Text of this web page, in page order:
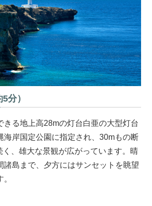
分）
きる地上高28mの灯台白亜の大型灯台
海岸国定公園に指定され、30mもの断
く、雄大な景観が広がっています。晴
諸島まで、夕方にはサンセットを眺望